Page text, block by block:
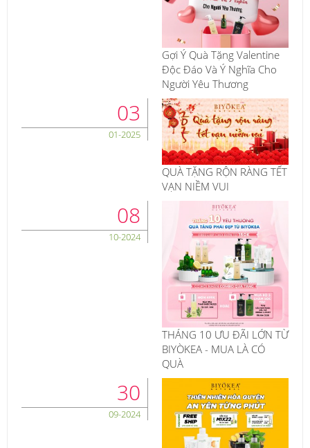
Gợi Ý Quà Tặng Valentine
Độc Đáo Và Ý Nghĩa Cho
Người Yêu Thương
03
01-2025
QUÀ TẶNG RỘN RÀNG TẾT
VẠN NIỀM VUI
08
10-2024
THÁNG 10 ƯU ĐÃI LỚN TỪ
BIYÒKEA - MUA LÀ CÓ
QUÀ
30
09-2024